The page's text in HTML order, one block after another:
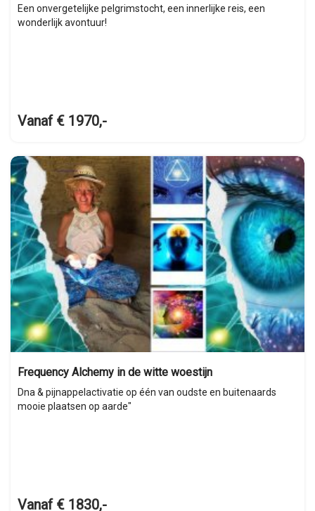
Een onvergetelijke pelgrimstocht, een innerlijke reis, een
wonderlijk avontuur!
Vanaf € 1970,-
Frequency Alchemy in de witte woestijn
Dna & pijnappelactivatie op één van oudste en buitenaards
mooie plaatsen op aarde"
Vanaf € 1830,-